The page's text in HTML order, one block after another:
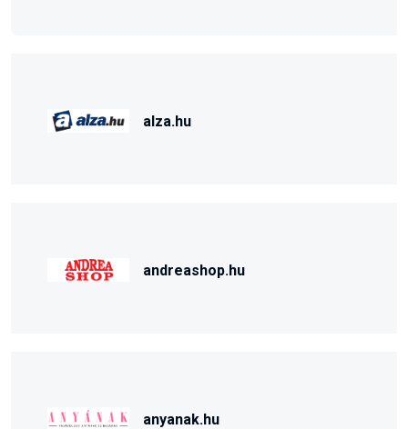
alza.hu
andreashop.hu
anyanak.hu